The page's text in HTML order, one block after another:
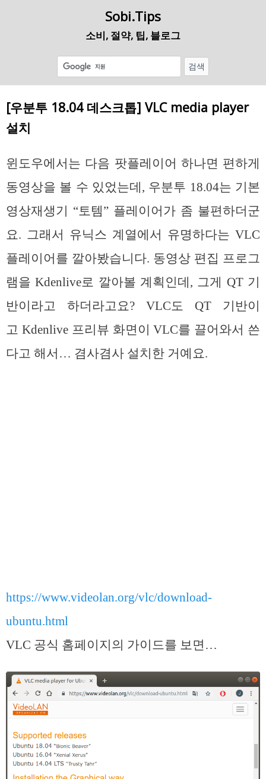
Sobi.Tips
소비, 절약, 팁, 블로그
[우분투 18.04 데스크톱] VLC media player
설치
윈도우에서는 다음 팟플레이어 하나면 편하게
동영상을 볼 수 있었는데, 우분투 18.04는 기본
영상재생기 “토템” 플레이어가 좀 불편하더군
요. 그래서 유닉스 계열에서 유명하다는 VLC
플레이어를 깔아봤습니다. 동영상 편집 프로그
램을 Kdenlive로 깔아볼 계획인데, 그게 QT 기
반이라고 하더라고요? VLC도 QT 기반이
고 Kdenlive 프리뷰 화면이 VLC를 끌어와서 쓴
다고 해서… 겸사겸사 설치한 거예요.
https://www.videolan.org/vlc/download-
ubuntu.html
VLC 공식 홈페이지의 가이드를 보면…